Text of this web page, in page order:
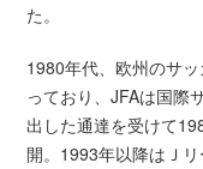
た。
1980年代、欧州のサ
っており、JFAは国際
出した通達を受けて
開。1993年以降はＪ